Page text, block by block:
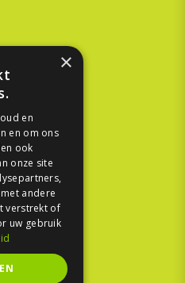
×
en
en om ons
ook
onze site
andere
verstrekt of
uw gebruik